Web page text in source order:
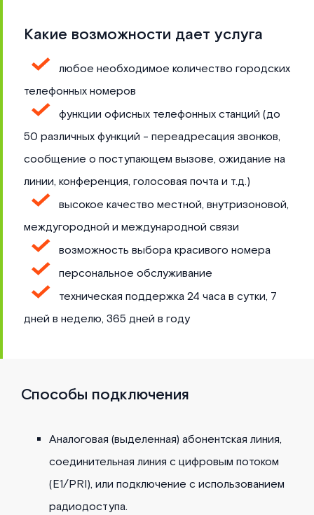
Какие возможности дает услуга
любое необходимое количество городских
телефонных номеров
функции офисных телефонных станций (до
50 различных функций - переадресация звонков,
сообщение о поступающем вызове, ожидание на
линии, конференция, голосовая почта и т.д.)
высокое качество местной, внутризоновой,
междугородной и международной связи
возможность выбора красивого номера
персональное обслуживание
техническая поддержка 24 часа в сутки, 7
дней в неделю, 365 дней в году
Способы подключения
Аналоговая (выделенная) абонентская линия,
соединительная линия с цифровым потоком
(E1/PRI), или подключение с использованием
радиодоступа.